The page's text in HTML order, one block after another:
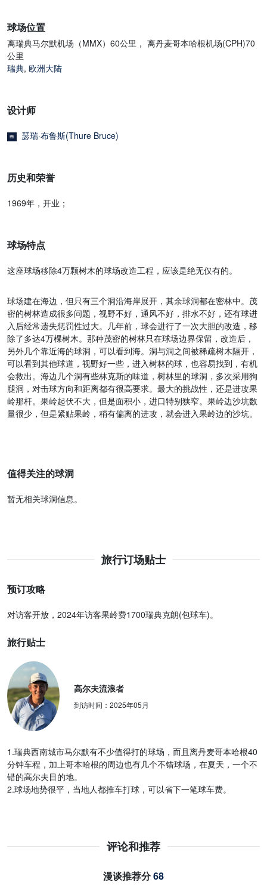
球场位置
离瑞典马尔默机场（MMX）60公里， 离丹麦哥本哈根机场(CPH)70
公里
瑞典, 欧洲大陆
设计师
瑟瑞·布鲁斯(Thure Bruce)
历史和荣誉
1969年，开业；
球场特点
这座球场移除4万颗树木的球场改造工程，应该是绝无仅有的。
球场建在海边，但只有三个洞沿海岸展开，其余球洞都在密林中。茂
密的树林造成很多问题，视野不好，通风不好，排水不好，还有球进
入后经常遗失惩罚性过大。几年前，球会进行了一次大胆的改造，移
除了多达4万棵树木。那种茂密的树林只在球场边界保留，改造后，
另外几个靠近海的球洞，可以看到海。洞与洞之间被稀疏树木隔开，
可以看到其他球道，视野好一些，进入树林的球，也容易找到，有机
会救出。海边几个洞有些林克斯的味道，树林里的球洞，多次采用狗
腿洞，对击球方向和距离都有很高要求。最大的挑战性，还是进攻果
岭那杆。果岭起伏不大，但是面积小，进口特别狭窄。果岭边沙坑数
量很少，但是紧贴果岭，稍有偏离的进攻，就会进入果岭边的沙坑。
值得关注的球洞
暂无相关球洞信息。
旅行订场贴士
预订攻略
对访客开放，2024年访客果岭费1700瑞典克朗(包球车)。
旅行贴士
高尔夫流浪者
到访时间： 2025年05月
1.瑞典西南城市马尔默有不少值得打的球场，而且离丹麦哥本哈根40
分钟车程，加上哥本哈根的周边也有几个不错球场，在夏天，一个不
错的高尔夫目的地。
2.球场地势很平，当地人都推车打球，可以省下一笔球车费。
评论和推荐
漫谈推荐分68